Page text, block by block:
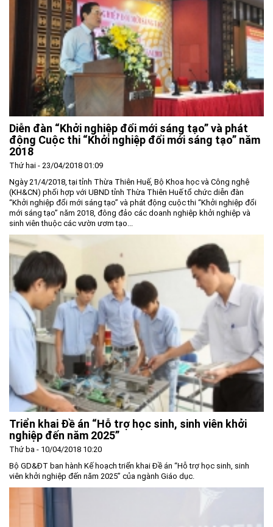
Diễn đàn “Khởi nghiệp đổi mới sáng tạo” và phát
động Cuộc thi “Khởi nghiệp đổi mới sáng tạo” năm
2018
Thứ hai - 23/04/2018 01:09
Ngày 21/4/2018, tại tỉnh Thừa Thiên Huế, Bộ Khoa học và Công nghệ
(KH&CN) phối hợp với UBND tỉnh Thừa Thiên Huế tổ chức diễn đàn
“Khởi nghiệp đổi mới sáng tạo” và phát động cuộc thi “Khởi nghiệp đổi
mới sáng tạo” năm 2018, đông đảo các doanh nghiệp khởi nghiệp và
sinh viên thuộc các vườn ươm tạo...
Triển khai Đề án “Hỗ trợ học sinh, sinh viên khởi
nghiệp đến năm 2025”
Thứ ba - 10/04/2018 10:20
Bộ GD&ĐT ban hành Kế hoạch triển khai Đề án “Hỗ trợ học sinh, sinh
viên khởi nghiệp đến năm 2025” của ngành Giáo dục.